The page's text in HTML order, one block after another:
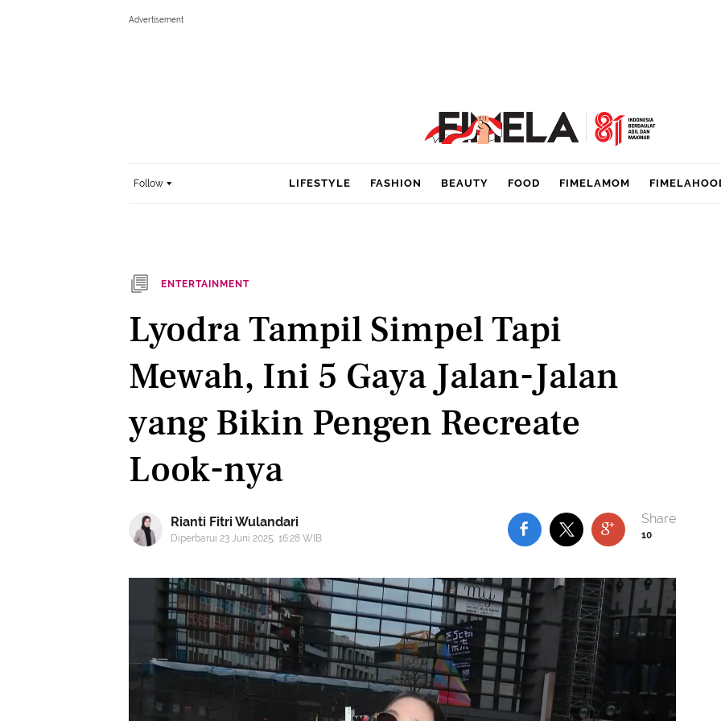
Follow LIFESTYLE FASHION BEAUTY FOOD FIMELAMOM
ENTERTAINMENT
Lyodra Tampil Simpel Tapi
Mewah, Ini 5 Gaya Jalan-Jalan
yang Bikin Pengen Recreate
Look-nya
Rianti Fitri Wulandari
Diperbarui 23 Juni 2025, 16:28 WIB 10